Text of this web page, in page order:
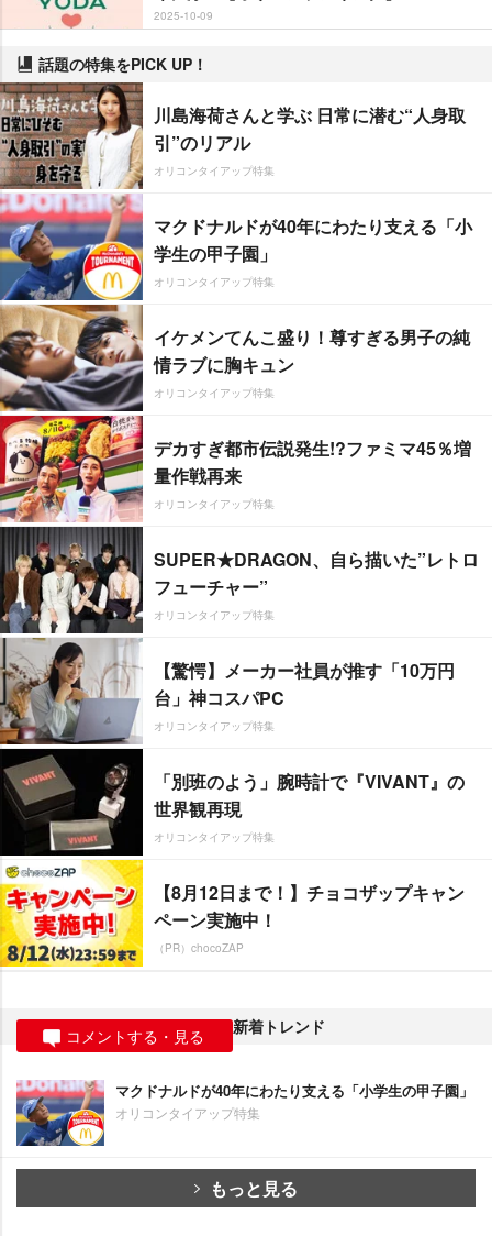
2025-10-09
話題の特集をPICK UP！
川島海荷さんと学ぶ 日常に潜む“人身取
引”のリアル
オリコンタイアップ特集
マクドナルドが40年にわたり支える「小
学生の甲子園」
オリコンタイアップ特集
イケメンてんこ盛り！尊すぎる男子の純
情ラブに胸キュン
オリコンタイアップ特集
デカすぎ都市伝説発生!?ファミマ45％増
量作戦再来
オリコンタイアップ特集
SUPER★DRAGON、自ら描いた”レトロ
フューチャー”
オリコンタイアップ特集
【驚愕】メーカー社員が推す「10万円
台」神コスパPC
オリコンタイアップ特集
「別班のよう」腕時計で『VIVANT』の
世界観再現
オリコンタイアップ特集
【8月12日まで！】チョコザップキャン
ペーン実施中！
（PR）chocoZAP
コメントする・見る 新着トレンド
マクドナルドが40年にわたり支える「小学生の甲子園」
オリコンタイアップ特集
もっと見る